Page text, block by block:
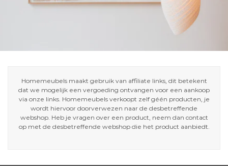
Homemeubels maakt gebruik van affiliate links, dit betekent
dat we mogelijk een vergoeding ontvangen voor een aankoop
via onze links. Homemeubels verkoopt zelf géén producten, je
wordt hiervoor doorverwezen naar de desbetreffende
webshop. Heb je vragen over een product, neem dan contact
op met de desbetreffende webshop die het product aanbiedt.